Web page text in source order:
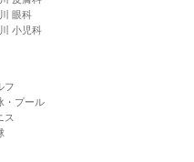
眼科
小児科
フ
・プール
ス